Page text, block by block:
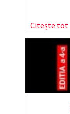
Citește tot